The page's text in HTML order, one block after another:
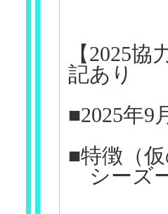
【2025
記あり
■2025年9
■特徴（
シーズ